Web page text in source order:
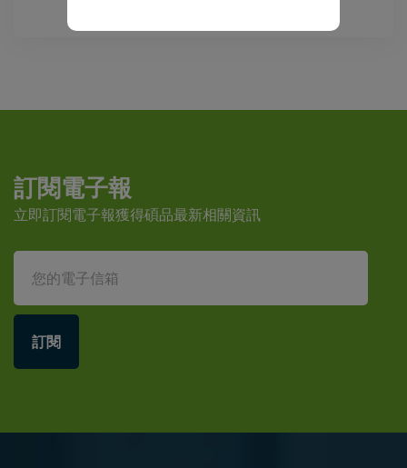
訂閱電子報
立即訂閱電子報獲得碩品最新相關資訊
訂閱